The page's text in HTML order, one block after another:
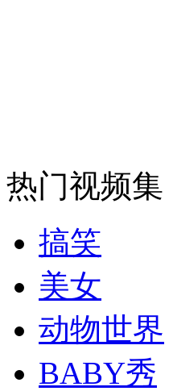
纽约上演“枕头大战”
司机酒驾遇交警 急速倒
热门视频集
搞笑
美女
动物世界
BABY秀